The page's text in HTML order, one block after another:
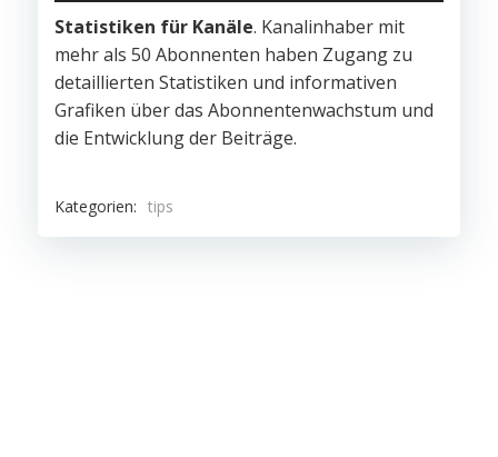
Statistiken für Kanäle. Kanalinhaber mit
mehr als 50 Abonnenten haben Zugang zu
detaillierten Statistiken und informativen
Grafiken über das Abonnentenwachstum und
die Entwicklung der Beiträge.
Kategorien: tips